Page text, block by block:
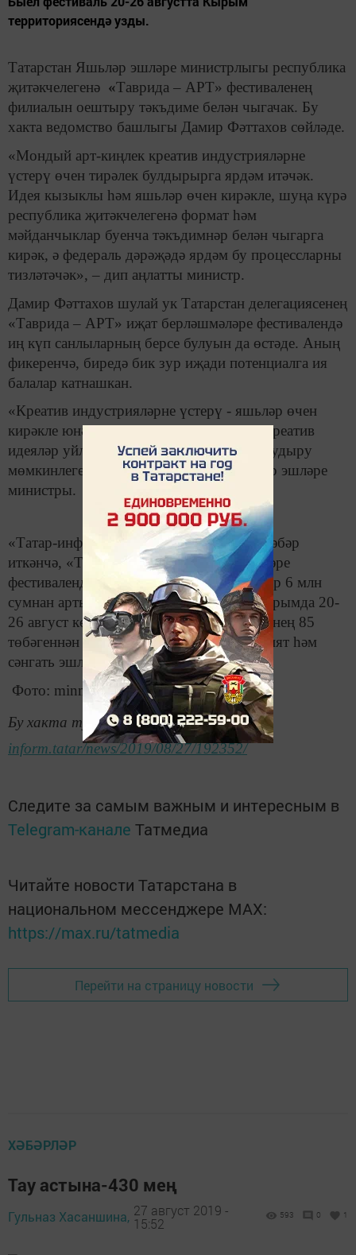
территориясендә узды.
Татарстан Яшьләр эшләре министрлыгы республика
җитәкчелегенә «Таврида – АРТ» фестиваленең
филиалын оештыру тәкъдиме белән чыгачак. Бу
хакта ведомство башлыгы Дамир Фәттахов сөйләде.
«Мондый арт-киңлек креатив индустрияләрне
үстерү өчен тирәлек булдырырга ярдәм итәчәк.
Идея кызыклы һәм яшьләр өчен кирәкле, шуңа күрә
республика җитәкчелегенә формат һәм
мәйданчыклар буенча тәкъдимнәр белән чыгарга
кирәк, ә федераль дәрәҗәдә ярдәм бу процессларны
тизләтәчәк», – дип аңлатты министр.
Дамир Фәттахов шулай ук Татарстан делегациясенең
«Таврида – АРТ» иҗат берләшмәләре фестивалендә
иң күп санлыларның берсе булуын да өстәде. Аның
фикеренчә, биредә бик зур иҗади потенциалга ия
балалар катнашкан.
«Креатив индустрияләрне үстерү - яшьләр өчен
кирәкле юнәлешләрнең берсе. Алар яңа креатив
идеяләр уйлап табу, уникаль атмосфера тудыру
мөмкинлегенә ия», - ди Татарстан яшьләр эшләре
министры.
«Татар-информ» мәгълүмат агентлыгы хәбәр
иткәнчә, «Таврида – АРТ» иҗат берлекләре
фестивалендә Татарстаннан катнашучылар 6 млн
сумнан артык грант алган. Фестиваль Кырымда 20-
26 август көннәрендә узды. Анда Россиянең 85
төбәгеннән 4,5 меңнән артык яшь мәдәният һәм
сәнгать эшлеклесе катнашты.
Фото: minmol.tatarstan.ru
Бу хакта тулырак: https://tatar-
inform.tatar/news/2019/08/27/192352/
Следите за самым важным и интересным в
Telegram-канале Татмедиа
Читайте новости Татарстана в
национальном мессенджере MАХ:
https://max.ru/tatmedia
Перейти на страницу новости
ХӘБӘРЛӘР
Тау астына-430 мең
Гульназ Хасаншина, 27 август 2019 -
15:52
593 0 1